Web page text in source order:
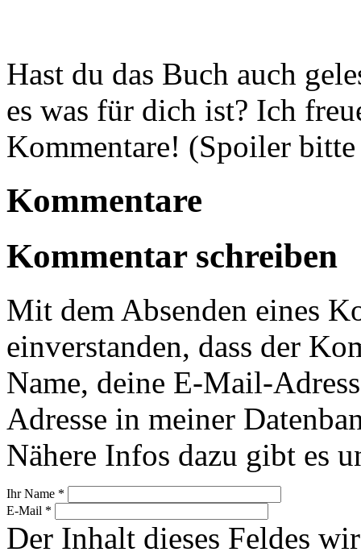
Hast du das Buch auch
es was für dich ist? Ich
Kommentare! (Spoiler
Kommentare
Kommentar schreiben
Mit dem Absenden eines
einverstanden, dass der
Name, deine E-Mail-
Adresse in meiner
Nähere Infos dazu gibt es
Ihr Name *
E-Mail *
Der Inhalt dieses Feldes